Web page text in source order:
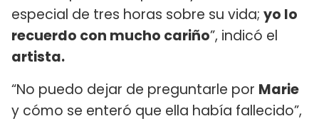
especial de tres horas sobre su vida; yo lo
recuerdo con mucho cariño”, indicó el
artista.
“No puedo dejar de preguntarle por Marie
y cómo se enteró que ella había fallecido”,